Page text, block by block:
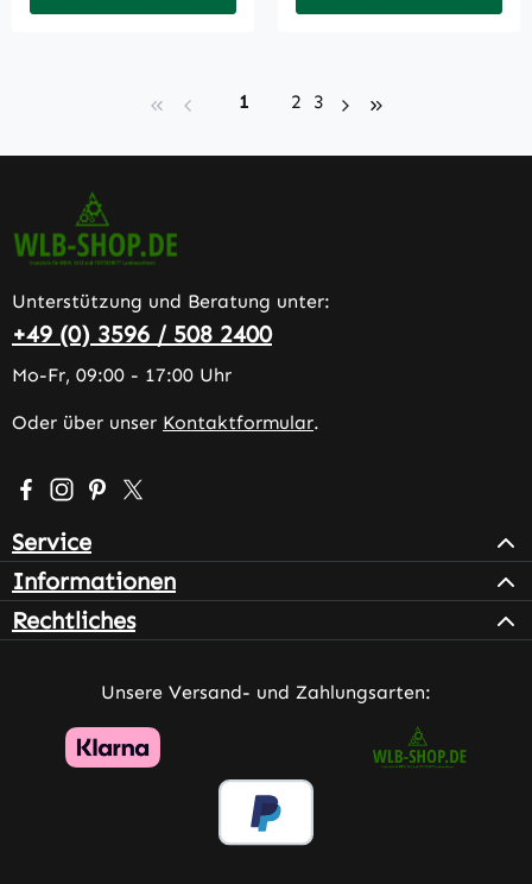
Seite
1 Seite
2 Seite
3
Unterstützung und Beratung unter:
+49 (0) 3596 / 508 2400
Mo-Fr, 09:00 - 17:00 Uhr
Oder über unser Kontaktformular.
Besuche uns auf Facebook – öffnet in neuem Tab
Schau auf Instagram vorbei – öffnet in neuem Tab
Lass dich auf Pinterest inspirieren – öffnet in
Folge uns auf X – öffnet in neuem Tab
Service
Informationen
Rechtliches
Unsere Versand- und Zahlungsarten: